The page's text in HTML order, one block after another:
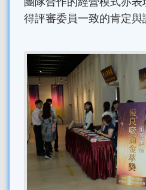
得評審委員一致的肯定與